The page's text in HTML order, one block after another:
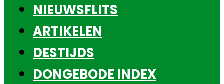
NIEUWSFLITS
ARTIKELEN
DESTIJDS
DONGEBODE INDEX